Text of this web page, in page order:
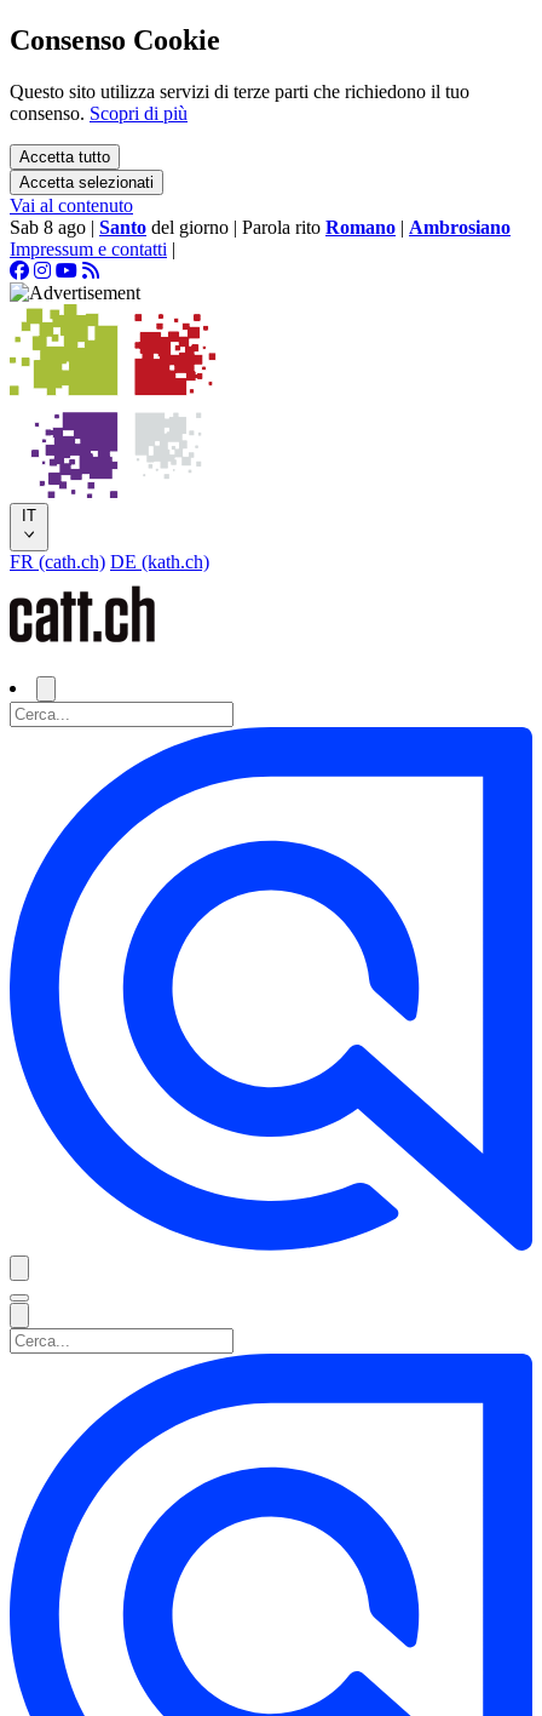
Consenso Cookie
Questo sito utilizza servizi di terze parti che richiedono il tuo
consenso. Scopri di più
Accetta tutto
Accetta selezionati
Vai al contenuto
Sab 8 ago | Santo del giorno | Parola rito Romano | Ambrosiano
Impressum e contatti |
IT
FR (cath.ch) DE (kath.ch)